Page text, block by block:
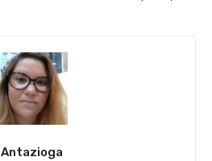
Antazioga